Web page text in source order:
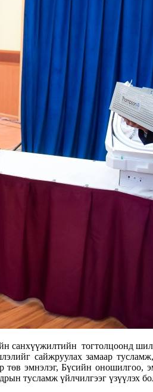
санхүүжилтийн тогтолцоонд
сайжруулах замаар
эмнэлэг, Бүсийн оношилгоо,
тусламж үйлчилгээг үзүүлэх